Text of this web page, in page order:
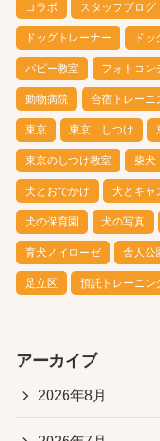
コラボ スタッフブログ
ドッグトレーナー ド
パピー教室 フォトコン
動物病院 合宿トレーニ
東京 東京 しつけ
東京のしつけ教室 柴犬
犬とおでかけ 犬とキャ
犬の保育園 犬の写真
育犬ノイローゼ 舎人公
足立区 預託トレーニン
アーカイブ
2026年8月